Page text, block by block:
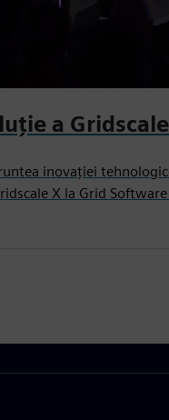
a
inovației
X la Grid